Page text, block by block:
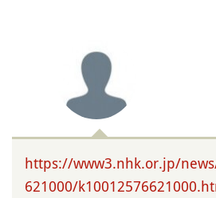
https://www3.nhk.or.jp/
621000/